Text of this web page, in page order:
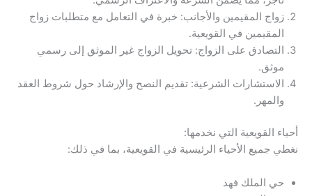
زواج المقيمين والأجانب: خبرة في التعامل مع متطلبات زواج
المقيمين في القويعية.
التصادق على الزواج: تحويل الزواج غير الموثق إلى رسمي
موثق.
الاستشارات الشرعية: تقديم النصح والإرشاد حول شروط العقد
والمهر.
أحياء القويعية التي نخدمها:
نغطي جميع الأحياء الرئيسية في القويعية، بما في ذلك:
حي الملك فهد